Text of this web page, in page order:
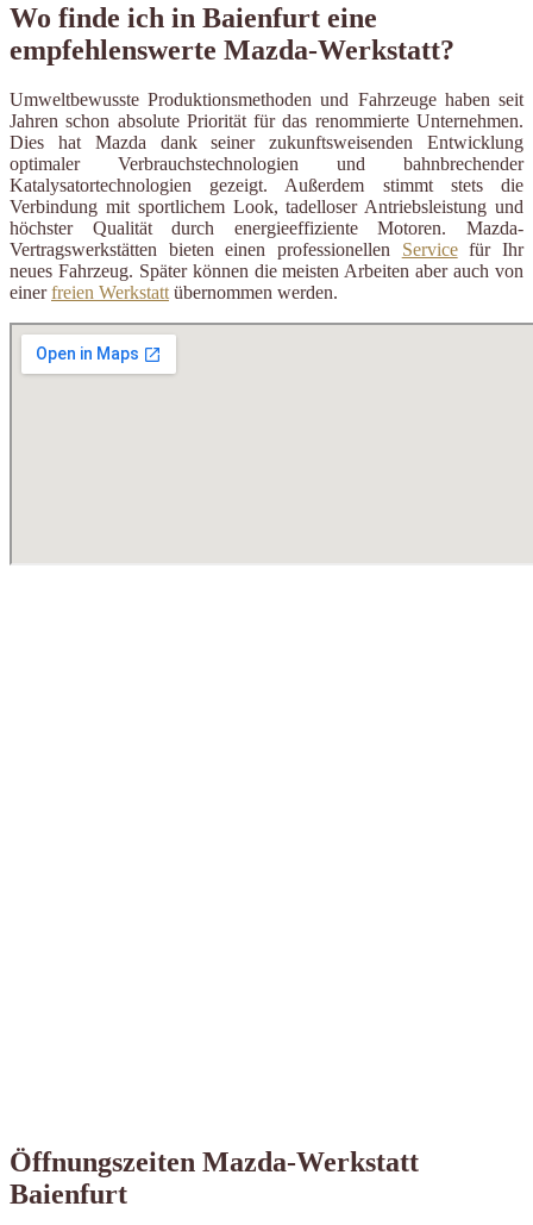
Wo finde ich in Baienfurt eine
empfehlenswerte Mazda-Werkstatt?
Umweltbewusste Produktionsmethoden und Fahrzeuge haben seit
Jahren schon absolute Priorität für das renommierte Unternehmen.
Dies hat Mazda dank seiner zukunftsweisenden Entwicklung
optimaler Verbrauchstechnologien und bahnbrechender
Katalysatortechnologien gezeigt. Außerdem stimmt stets die
Verbindung mit sportlichem Look, tadelloser Antriebsleistung und
höchster Qualität durch energieeffiziente Motoren. Mazda-
Vertragswerkstätten bieten einen professionellen Servicefür Ihr
neues Fahrzeug. Später können die meisten Arbeiten aber auch von
einerfreien Werkstattübernommen werden.
Öffnungszeiten Mazda-Werkstatt
Baienfurt